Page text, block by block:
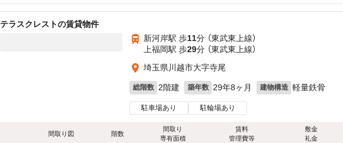
テラスクレストの賃貸物件
新河岸駅 歩11分 （東武東上線）
上福岡駅 歩29分 （東武東上線）
埼玉県川越市大字寺尾
総階数 2階建 築年数 29年8ヶ月 建物構造 軽量鉄骨
駐車場あり 駐輪場あり
間取り図 階数
間取り
専有面積
賃料
管理費等
敷金
礼金